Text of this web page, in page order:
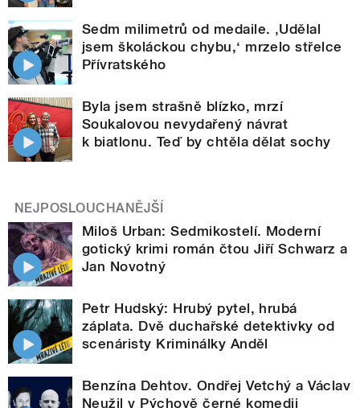
Sedm milimetrů od medaile. ‚Udělal
jsem školáckou chybu,‘ mrzelo střelce
Přívratského
Byla jsem strašně blízko, mrzí
Soukalovou nevydařený návrat
k biatlonu. Teď by chtěla dělat sochy
NEJPOSLOUCHANĚJŠÍ
Miloš Urban: Sedmikostelí. Moderní
gotický krimi román čtou Jiří Schwarz a
Jan Novotný
Petr Hudský: Hrubý pytel, hrubá
záplata. Dvě duchařské detektivky od
scenáristy Kriminálky Anděl
Benzína Dehtov. Ondřej Vetchý a Václav
Neužil v Pýchově černé komedii